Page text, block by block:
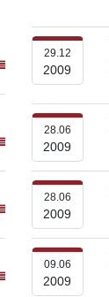
29.12
2009
28.06
2009
28.06
2009
09.06
2009